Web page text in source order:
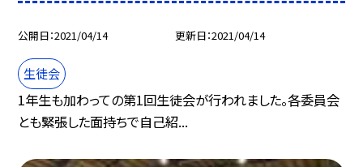
公開日 2021/04/14 更新日 2021/04/14
生徒会
1年生も加わっての第1回生徒会が行われました。各委員会
とも緊張した面持ちで自己紹...